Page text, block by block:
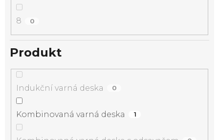
8 0
Produkt
Indukční varná deska 0
Kombinovaná varná deska 1